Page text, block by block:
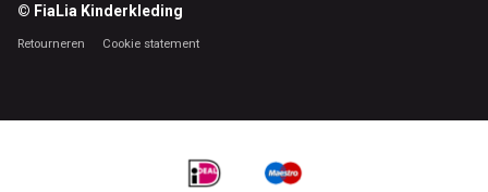
© FiaLia Kinderkleding
Retourneren Cookie statement